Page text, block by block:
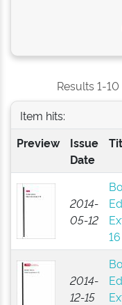
Results 1-
Item hits:
Preview
Issue
Date
2014-
05-12
16
2014-
12-15